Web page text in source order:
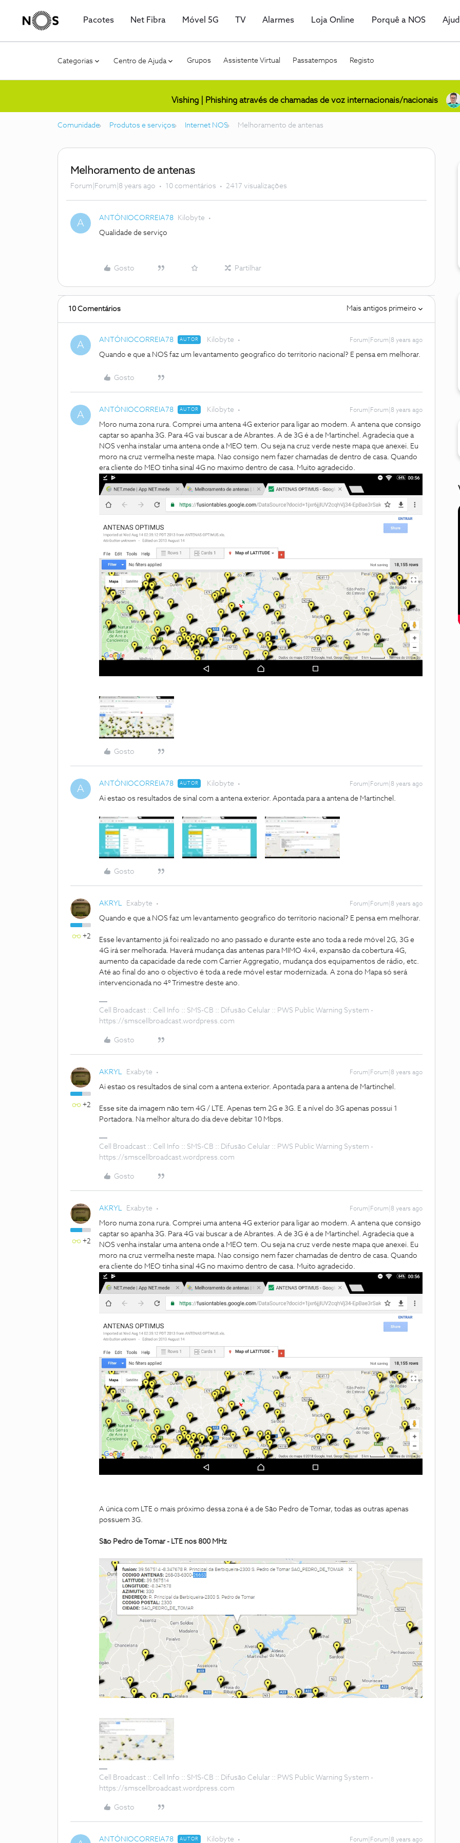
Pacotes Net Fibra Móvel 5G TV Alarmes Loja Online Porquê a NOS
Categorias Centro de Ajuda Grupos Assistente Virtual Passatempos Registo
Vishing | Phishing através de chamadas de voz internacionais/nacionais
Comunidade Produtos e serviços Internet NOS Melhoramento de antenas
Melhoramento de antenas
Forum|Forum|8 years ago 10 comentários 2417 visualizações
A ANTÓNIOCORREIA78 Kilobyte
Qualidade de serviço
Gosto Partilhar
10 Comentários Mais antigos primeiro
A ANTÓNIOCORREIA78 AUTOR Kilobyte Forum|Forum|8 years ago
Quando e que a NOS faz um levantamento geografico do territorio nacional? E pensa em melhorar.
Gosto
A ANTÓNIOCORREIA78 AUTOR Kilobyte Forum|Forum|8 years ago
Moro numa zona rura. Comprei uma antena 4G exterior para ligar ao modem. A antena que consigo
captar so apanha 3G. Para 4G vai buscar a de Abrantes. A de 3G é a de Martinchel. Agradecia que a
NOS venha instalar uma antena onde a MEO tem. Ou seja na cruz verde neste mapa que anexei. Eu
moro na cruz vermelha neste mapa. Nao consigo nem fazer chamadas de dentro de casa. Quando
era cliente do MEO tinha sinal 4G no maximo dentro de casa. Muito agradecido.
Gosto
A ANTÓNIOCORREIA78 AUTOR Kilobyte Forum|Forum|8 years ago
Ai estao os resultados de sinal com a antena exterior. Apontada para a antena de Martinchel.
Gosto
+2
AKRYL Exabyte Forum|Forum|8 years ago
Quando e que a NOS faz um levantamento geografico do territorio nacional? E pensa em melhorar.
Esse levantamento já foi realizado no ano passado e durante este ano toda a rede móvel 2G, 3G e
4G irá ser melhorada. Haverá mudança das antenas para MIMO 4x4, expansão da cobertura 4G,
aumento da capacidade da rede com Carrier Aggregatio, mudança dos equipamentos de rádio, etc.
Até ao final do ano o objectivo é toda a rede móvel estar modernizada. A zona do Mapa só será
intervencionada no 4º Trimestre deste ano.
Cell Broadcast :: Cell Info :: SMS-CB :: Difusão Celular :: PWS Public Warning System -
https://smscellbroadcast.wordpress.com
Gosto
+2
AKRYL Exabyte Forum|Forum|8 years ago
Ai estao os resultados de sinal com a antena exterior. Apontada para a antena de Martinchel.
Esse site da imagem não tem 4G / LTE. Apenas tem 2G e 3G. E a nível do 3G apenas possui 1
Portadora. Na melhor altura do dia deve debitar 10 Mbps.
Cell Broadcast :: Cell Info :: SMS-CB :: Difusão Celular :: PWS Public Warning System -
https://smscellbroadcast.wordpress.com
Gosto
+2
AKRYL Exabyte Forum|Forum|8 years ago
Moro numa zona rura. Comprei uma antena 4G exterior para ligar ao modem. A antena que consigo
captar so apanha 3G. Para 4G vai buscar a de Abrantes. A de 3G é a de Martinchel. Agradecia que a
NOS venha instalar uma antena onde a MEO tem. Ou seja na cruz verde neste mapa que anexei. Eu
moro na cruz vermelha neste mapa. Nao consigo nem fazer chamadas de dentro de casa. Quando
era cliente do MEO tinha sinal 4G no maximo dentro de casa. Muito agradecido.
A única com LTE o mais próximo dessa zona é a de São Pedro de Tomar, todas as outras apenas
possuem 3G.
São Pedro de Tomar - LTE nos 800 MHz
Cell Broadcast :: Cell Info :: SMS-CB :: Difusão Celular :: PWS Public Warning System -
https://smscellbroadcast.wordpress.com
Gosto
ANTÓNIOCORREIA78 AUTOR Kilobyte Forum|Forum|8 years ago